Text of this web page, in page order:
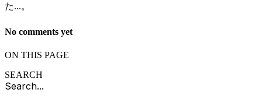
た...。
No comments yet
ON THIS PAGE
SEARCH